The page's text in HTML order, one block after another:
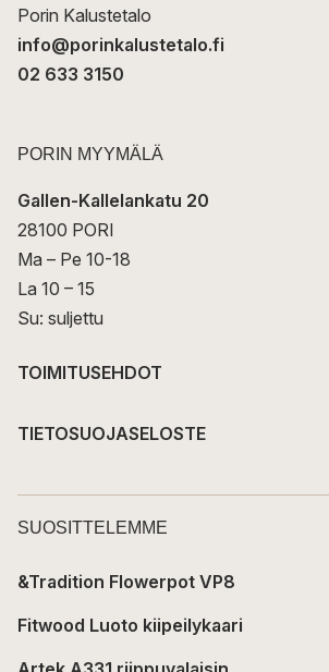
Porin Kalustetalo
info@porinkalustetalo.fi
02 633 3150
PORIN MYYMÄLÄ
Gallen-Kallelankatu 20
28100 PORI
Ma – Pe 10-18
La 10 – 15
Su: suljettu
TOIMITUSEHDOT
TIETOSUOJASELOSTE
SUOSITTELEMME
&Tradition Flowerpot VP8
Fitwood Luoto kiipeilykaari